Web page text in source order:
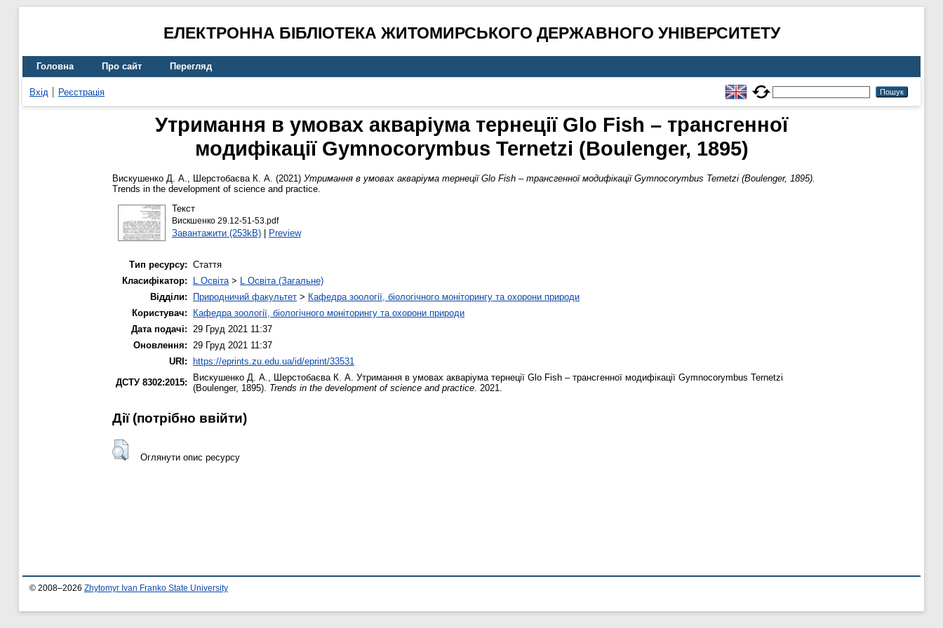
ЕЛЕКТРОННА БІБЛІОТЕКА ЖИТОМИРСЬКОГО ДЕРЖАВНОГО УНІВЕРСИТЕТУ
Головна Про сайт Перегляд
Вхід Реєстрація
Утримання в умовах акваріума тернеції Glo Fish – трансгенної
модифікації Gymnocorymbus Ternetzi (Boulenger, 1895)
Вискушенко Д. А., Шерстобаєва К. А. (2021) Утримання в умовах акваріума тернеції Glo Fish – трансгенної модифікації Gymnocorymbus Ternetzi (Boulenger, 1895).
Trends in the development of science and practice.
Текст
Вискшенко 29.12-51-53.pdf
Завантажити (253kB)| Preview
Тип ресурсу: Стаття
Класифікатор:
L Освіта> L Освіта (Загальне)
Відділи:
Природничий факультет > Кафедра зоології, біологічного моніторингу та охорони природи
Користувач:
Кафедра зоології, біологічного моніторингу та охорони природи
Дата подачі: 29 Груд 2021 11:37
Оновлення: 29 Груд 2021 11:37
URI:
https://eprints.zu.edu.ua/id/eprint/33531
ДСТУ 8302:2015:
Вискушенко Д. А., Шерстобаєва К. А. Утримання в умовах акваріума тернеції Glo Fish – трансгенної модифікації Gymnocorymbus Ternetzi
(Boulenger, 1895). Trends in the development of science and practice. 2021.
Дії ​​(потрібно ввійти)
Оглянути опис ресурсу
© 2008–2026 Zhytomyr Ivan Franko State University